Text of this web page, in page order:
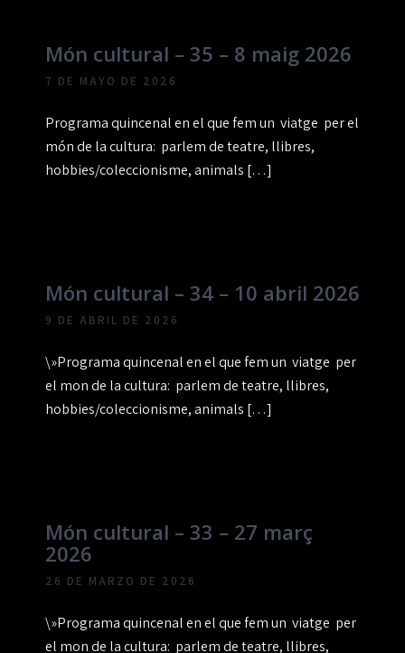
Món cultural – 35 – 8 maig 2026
7 DE MAYO DE 2026
Programa quincenal en el que fem un viatge per el
món de la cultura: parlem de teatre, llibres,
hobbies/coleccionisme, animals […]
Món cultural – 34 – 10 abril 2026
9 DE ABRIL DE 2026
\»Programa quincenal en el que fem un viatge per
el mon de la cultura: parlem de teatre, llibres,
hobbies/coleccionisme, animals […]
Món cultural – 33 – 27 març
2026
26 DE MARZO DE 2026
\»Programa quincenal en el que fem un viatge per
el mon de la cultura: parlem de teatre, llibres,